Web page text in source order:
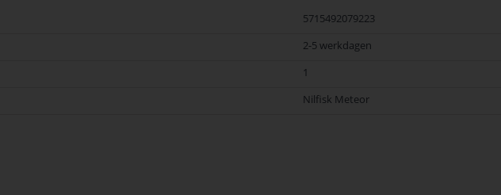
5715492079223
2-5 werkdagen
1
Nilfisk Meteor